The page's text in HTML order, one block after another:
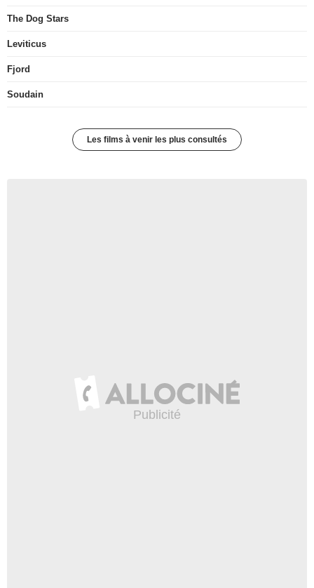
The Dog Stars
Leviticus
Fjord
Soudain
Les films à venir les plus consultés